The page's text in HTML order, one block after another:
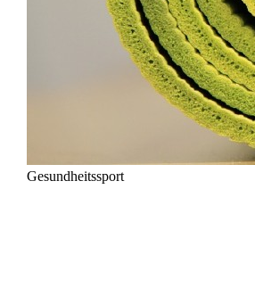
Gesundheitssport